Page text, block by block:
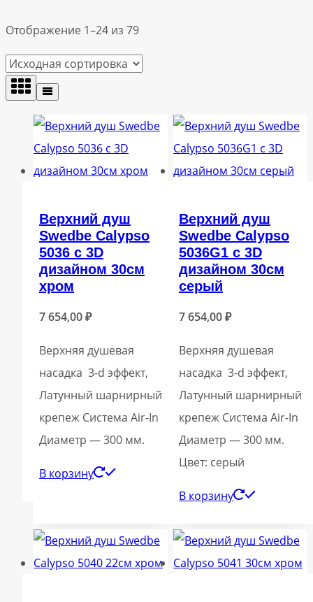
Отображение 1–24 из 79
Верхний душ
Swedbe Calypso
5036 с 3D
дизайном 30см
хром
7 654,00₽
Верхняя душевая
насадка 3-d эффект,
Латунный шарнирный
крепеж Система Air-In
Диаметр — 300 мм.
В корзину
Верхний душ
Swedbe Calypso
5036G1 с 3D
дизайном 30см
серый
7 654,00₽
Верхняя душевая
насадка 3-d эффект,
Латунный шарнирный
крепеж Система Air-In
Диаметр — 300 мм.
Цвет: серый
В корзину